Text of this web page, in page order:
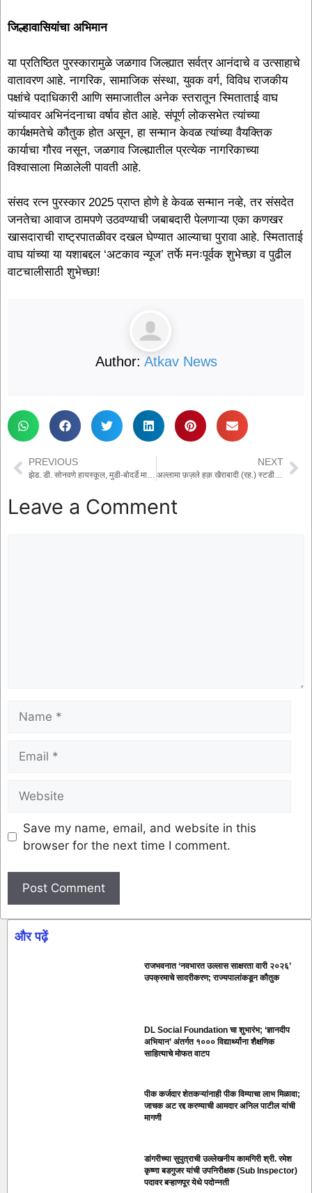
जिल्हावासियांचा अभिमान
या प्रतिष्ठित पुरस्कारामुळे जळगाव जिल्ह्यात सर्वत्र आनंदाचे व उत्साहाचे
वातावरण आहे. नागरिक, सामाजिक संस्था, युवक वर्ग, विविध राजकीय
पक्षांचे पदाधिकारी आणि समाजातील अनेक स्तरातून स्मिताताई वाघ
यांच्यावर अभिनंदनाचा वर्षाव होत आहे. संपूर्ण लोकसभेत त्यांच्या
कार्यक्षमतेचे कौतुक होत असून, हा सन्मान केवळ त्यांच्या वैयक्तिक
कार्याचा गौरव नसून, जळगाव जिल्ह्यातील प्रत्येक नागरिकाच्या
विश्वासाला मिळालेली पावती आहे.
संसद रत्न पुरस्कार 2025 प्राप्त होणे हे केवळ सन्मान नव्हे, तर संसदेत
जनतेचा आवाज ठामपणे उठवण्याची जबाबदारी पेलणाऱ्या एका कणखर
खासदाराची राष्ट्रपातळीवर दखल घेण्यात आल्याचा पुरावा आहे. स्मिताताई
वाघ यांच्या या यशाबद्दल ‘अटकाव न्यूज’ तर्फे मनःपूर्वक शुभेच्छा व पुढील
वाटचालीसाठी शुभेच्छा!
Author: Atkav News
PREVIOUS NEXT
अल्लामा फ़ज़ले हक़ खैराबादी (रह.) स्टडी सेंटर व पब्लिक लाइब्रेरीमध्ये आदिवासी क्रांतीदल तालुकाध्यक्ष आप्पा दाभाडे यांचा सत्कार सोहळा संपन्न
Leave a Comment
Save my name, email, and website in this
browser for the next time I comment.
और पढ़ें
राजभवनात ‘नवभारत उल्लास साक्षरता वारी २०२६’
उपक्रमाचे सादरीकरण; राज्यपालांकडून कौतुक
DL Social Foundation चा शुभारंभ; ‘ज्ञानदीप
अभियान’ अंतर्गत १००० विद्यार्थ्यांना शैक्षणिक
साहित्याचे मोफत वाटप
पीक कर्जदार शेतकऱ्यांनाही पीक विम्याचा लाभ मिळावा;
जाचक अट रद्द करण्याची आमदार अनिल पाटील यांची
मागणी
डांगरीच्या सुपुत्राची उल्लेखनीय कामगिरी श्री. रमेश
कृष्णा बडगुजर यांची उपनिरीक्षक (Sub Inspector)
पदावर बऱ्हाणपूर येथे पदोन्नती